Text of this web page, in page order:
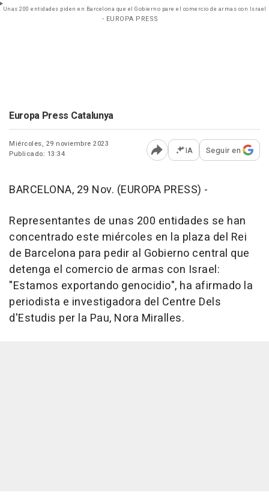
Unas 200 entidades piden en Barcelona que el Gobierno pare el comercio de armas con Israel
- EUROPA PRESS
Europa Press Catalunya
Miércoles, 29 noviembre 2023
Publicado: 13:34
Abrir opciones para
IA Seguir en
BARCELONA, 29 Nov. (EUROPA PRESS) -
Representantes de unas 200 entidades se han
concentrado este miércoles en la plaza del Rei
de Barcelona para pedir al Gobierno central que
detenga el comercio de armas con Israel:
"Estamos exportando genocidio", ha afirmado la
periodista e investigadora del Centre Dels
d'Estudis per la Pau, Nora Miralles.